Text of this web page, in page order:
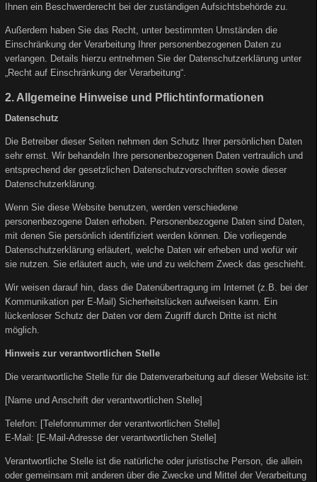
Ihnen ein Beschwerderecht bei der zuständigen Aufsichtsbehörde zu.
Außerdem haben Sie das Recht, unter bestimmten Umständen die
Einschränkung der Verarbeitung Ihrer personenbezogenen Daten zu
verlangen. Details hierzu entnehmen Sie der Datenschutzerklärung unter
„Recht auf Einschränkung der Verarbeitung“.
2. Allgemeine Hinweise und Pflichtinformationen
Datenschutz
Die Betreiber dieser Seiten nehmen den Schutz Ihrer persönlichen Daten
sehr ernst. Wir behandeln Ihre personenbezogenen Daten vertraulich und
entsprechend der gesetzlichen Datenschutzvorschriften sowie dieser
Datenschutzerklärung.
Wenn Sie diese Website benutzen, werden verschiedene
personenbezogene Daten erhoben. Personenbezogene Daten sind Daten,
mit denen Sie persönlich identifiziert werden können. Die vorliegende
Datenschutzerklärung erläutert, welche Daten wir erheben und wofür wir
sie nutzen. Sie erläutert auch, wie und zu welchem Zweck das geschieht.
Wir weisen darauf hin, dass die Datenübertragung im Internet (z.B. bei der
Kommunikation per E-Mail) Sicherheitslücken aufweisen kann. Ein
lückenloser Schutz der Daten vor dem Zugriff durch Dritte ist nicht
möglich.
Hinweis zur verantwortlichen Stelle
Die verantwortliche Stelle für die Datenverarbeitung auf dieser Website ist:
[Name und Anschrift der verantwortlichen Stelle]
Telefon: [Telefonnummer der verantwortlichen Stelle]
E-Mail: [E-Mail-Adresse der verantwortlichen Stelle]
Verantwortliche Stelle ist die natürliche oder juristische Person, die allein
oder gemeinsam mit anderen über die Zwecke und Mittel der Verarbeitung